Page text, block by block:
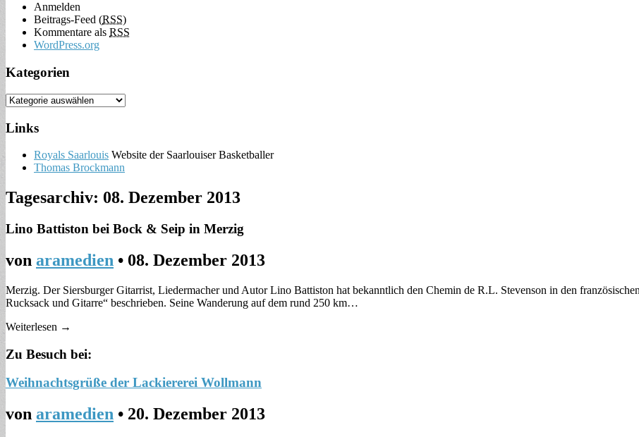
Anmelden
Beitrags-Feed (RSS)
Kommentare als RSS
WordPress.org
Kategorien
Links
Royals Saarlouis Website der Saarlouiser Basketballer
Thomas Brockmann
Tagesarchiv: 08. Dezember 2013
Lino Battiston bei Bock & Seip in Merzig
von aramedien • 08. Dezember 2013
Merzig. Der Siersburger Gitarrist, Liedermacher und Autor Lino Battiston hat bekanntlich den Chemin de R.L. Stevenson in den
Rucksack und Gitarre“ beschrieben. Seine Wanderung auf dem rund 250 km…
Weiterlesen →
Zu Besuch bei:
Weihnachtsgrüße der Lackiererei Wollmann
von aramedien • 20. Dezember 2013